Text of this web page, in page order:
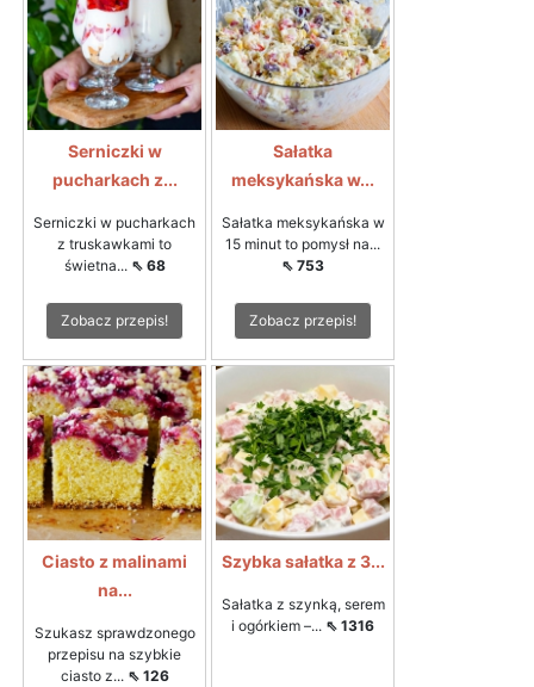
Serniczki w
pucharkach z...
Serniczki w pucharkach
z truskawkami to
świetna... ⇖ 68
Zobacz przepis!
Sałatka
meksykańska w...
Sałatka meksykańska w
15 minut to pomysł na...
⇖ 753
Zobacz przepis!
Ciasto z malinami
na...
Szukasz sprawdzonego
przepisu na szybkie
ciasto z... ⇖ 126
Szybka sałatka z 3...
Sałatka z szynką, serem
i ogórkiem –... ⇖ 1316